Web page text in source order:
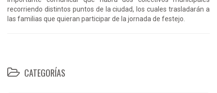
recorriendo distintos puntos de la ciudad, los cuales trasladarán a
las familias que quieran participar de la jornada de festejo.
CATEGORÍAS